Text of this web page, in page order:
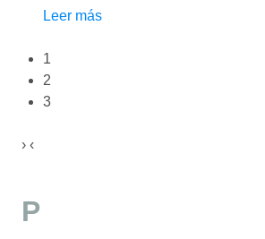
Leer más
1
2
3
› ‹
P